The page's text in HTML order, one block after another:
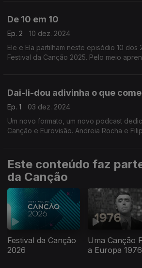
De 10 em 10
Ep. 2
10 dez. 2024
Ele e Ela partilham neste episódio 10 dos
Festival da Canção 2025. Pelo meio
Dai-li-dou adivinha o que
Ep. 1
03 dez. 2024
Um novo formato, um novo podcast
Canção e Eurovisão. Andreia Rocha e
Este conteúdo faz
da Canção
Festival da Canção
2026
Uma Canção
a Europa 1976